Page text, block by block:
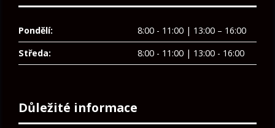
Pondělí:
8:00 - 11:00 | 13:00 – 16:00
Středa:
8:00 - 11:00 | 13:00 - 16:00
Důležité informace